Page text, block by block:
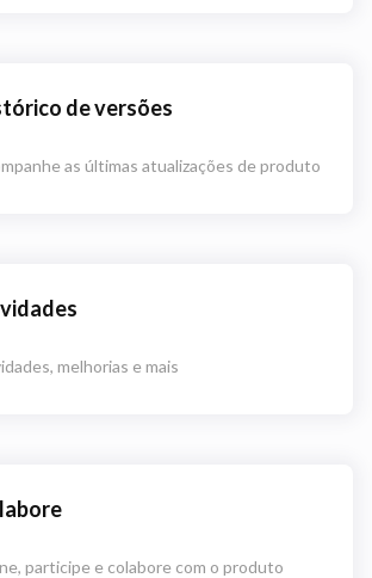
de versões
as últimas atualizações de produto
melhorias e mais
participe e colabore com o produto